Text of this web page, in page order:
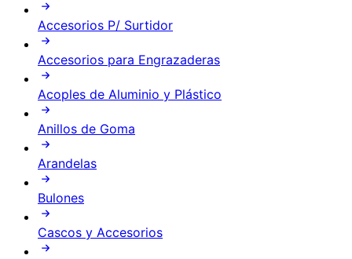
Accesorios P/ Surtidor
Accesorios para Engrazaderas
Acoples de Aluminio y Plástico
Anillos de Goma
Arandelas
Bulones
Cascos y Accesorios